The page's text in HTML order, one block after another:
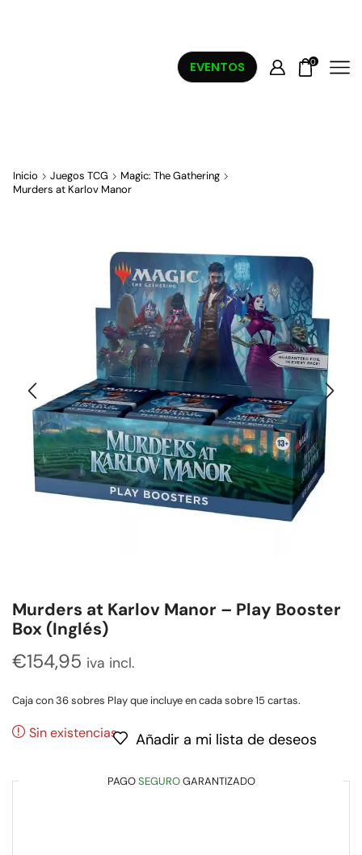
EVENTOS 0
Inicio Juegos TCG
Magic: The Gathering
Murders at Karlov Manor
Murders at Karlov Manor – Play Booster
Box (Inglés)
€154,95 iva incl.
Caja con 36 sobres Play que incluye en cada sobre 15 cartas.
Sin existencias Añadir a mi lista de deseos
PAGOSEGUROGARANTIZADO